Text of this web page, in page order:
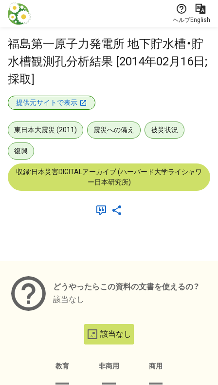
本文に飛ぶ
ヘルプEnglish
福島第一原子力発電所 地下貯水槽・貯
水槽観測孔分析結果 [2014年02月16日;
採取]
提供元サイトで表示
東日本大震災 (2011) 震災への備え 被災状況
復興
収録:日本災害DIGITALアーカイブ (ハーバード大学ライシャワ
ー日本研究所)
どうやったらこの資料の文書を使えるの？
該当なし
該当なし
教育 非商用 商用